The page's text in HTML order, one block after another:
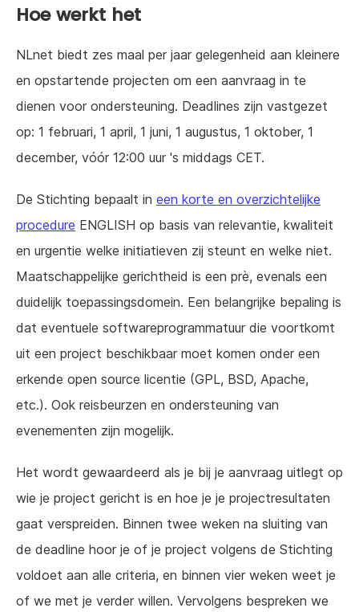
Hoe werkt het
NLnet biedt zes maal per jaar gelegenheid aan kleinere
en opstartende projecten om een aanvraag in te
dienen voor ondersteuning. Deadlines zijn vastgezet
op: 1 februari, 1 april, 1 juni, 1 augustus, 1 oktober, 1
december, vóór 12:00 uur 's middags CET.
De Stichting bepaalt in een korte en overzichtelijke
procedure ENGLISH op basis van relevantie, kwaliteit
en urgentie welke initiatieven zij steunt en welke niet.
Maatschappelijke gerichtheid is een prè, evenals een
duidelijk toepassingsdomein. Een belangrijke bepaling is
dat eventuele softwareprogrammatuur die voortkomt
uit een project beschikbaar moet komen onder een
erkende open source licentie (GPL, BSD, Apache,
etc.). Ook reisbeurzen en ondersteuning van
evenementen zijn mogelijk.
Het wordt gewaardeerd als je bij je aanvraag uitlegt op
wie je project gericht is en hoe je je projectresultaten
gaat verspreiden. Binnen twee weken na sluiting van
de deadline hoor je of je project volgens de Stichting
voldoet aan alle criteria, en binnen vier weken weet je
of we met je verder willen. Vervolgens bespreken we